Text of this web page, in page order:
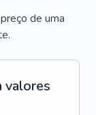
de uma
valores